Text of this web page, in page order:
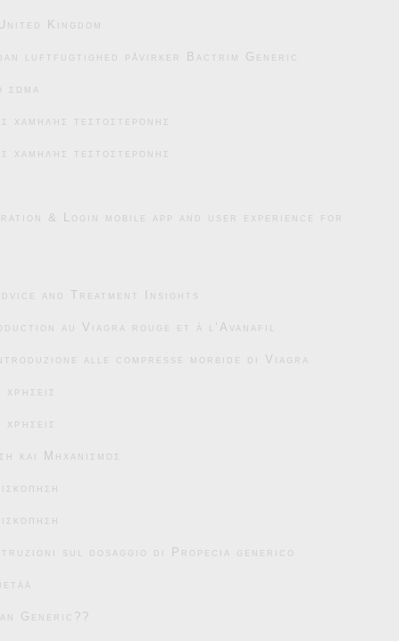
Kingdom
luftfugtighed påvirker Bactrim Generic
σώμα
χαμηλής τεστοστερόνης
χαμηλής τεστοστερόνης
& Login mobile app and user experience for
and Treatment Insights
au Viagra rouge et à l’Avanafil
alle compresse morbide di Viagra
και Μηχανισμός
sul dosaggio di Propecia generico
Generic??